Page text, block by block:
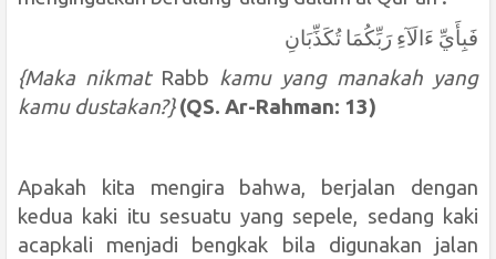
فَبِأَيِّ ءَالَآءِ رَبِّكُمَا تُكَذِّبَانِ
{Maka nikmat Rabb kamu yang manakah yang
kamu dustakan?}(QS. Ar-Rahman: 13)
Apakah kita mengira bahwa, berjalan dengan
kedua kaki itu sesuatu yang sepele, sedang kaki
acapkali menjadi bengkak bila digunakan jalan